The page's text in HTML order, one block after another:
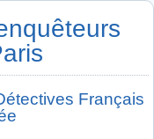
Français